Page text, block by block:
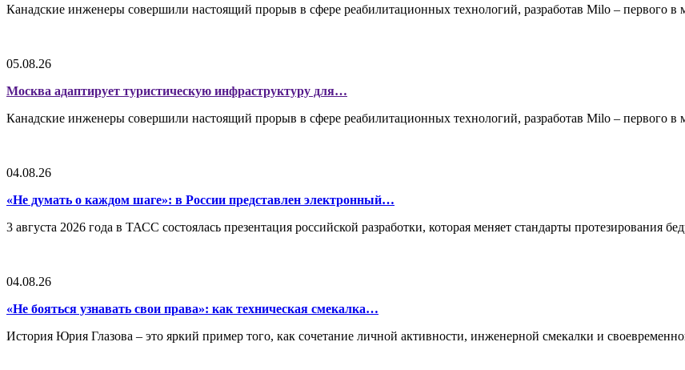
Канадские инженеры совершили настоящий прорыв в сфере реабилитационных технологий, разработав Milo – первого
05.08.26
Москва адаптирует туристическую инфраструктуру для…
Канадские инженеры совершили настоящий прорыв в сфере реабилитационных технологий, разработав Milo – первого
04.08.26
«Не думать о каждом шаге»: в России представлен электронный…
3 августа 2026 года в ТАСС состоялась презентация российской разработки, которая меняет стандарты протезирования
04.08.26
«Не бояться узнавать свои права»: как техническая смекалка…
История Юрия Глазова – это яркий пример того, как сочетание личной активности, инженерной смекалки и